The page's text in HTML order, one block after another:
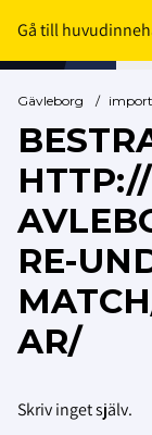
Gå till
Gävleborg /
RE-
AR/
Skriv inget själv.